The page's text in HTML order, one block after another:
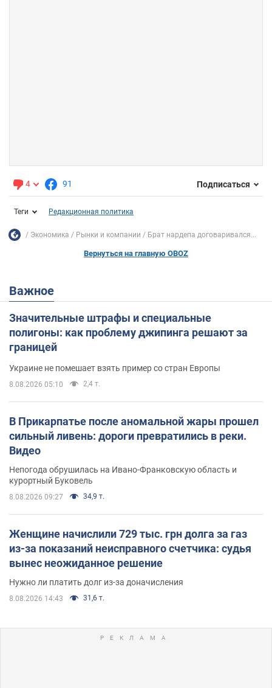
4 91 Подписаться
Теги Редакционная политика
Экономика Рынки и компании Брат нардепа договаривался...
Вернуться на главную OBOZ
Важное
Значительные штрафы и специальные
полигоны: как проблему джипинга решают за
границей
Украине не помешает взять пример со стран Европы
8.08.2026 05:10 2,4 т.
В Прикарпатье после аномальной жары прошел
сильный ливень: дороги превратились в реки.
Видео
Непогода обрушилась на Ивано-Франковскую область и
курортный Буковель
8.08.2026 09:27 34,9 т.
Женщине начислили 729 тыс. грн долга за газ
из-за показаний неисправного счетчика: судья
вынес неожиданное решение
Нужно ли платить долг из-за доначисления
8.08.2026 14:43 31,6 т.